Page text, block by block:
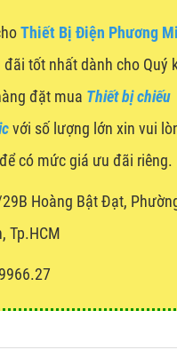
Thiết Bị Điện Phương
tốt nhất dành cho Quý
đặt mua Thiết bị chiếu
với số lượng lớn xin vui
có mức giá ưu đãi riêng.
Hoàng Bật Đạt,
Tp.HCM